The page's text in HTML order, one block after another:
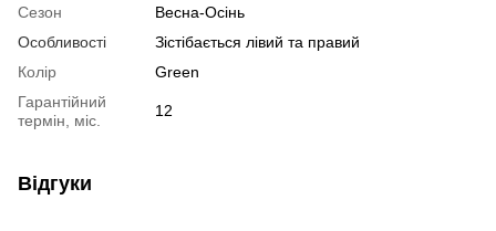
Сезон
Весна-Осінь
Особливості
Зістібається лівий та правий
Колір
Green
Гарантійний
термін, міс.
12
Відгуки